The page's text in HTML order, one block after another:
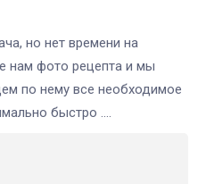
но нет времени на
нам фото рецепта и мы
по нему все необходимое
быстро ....